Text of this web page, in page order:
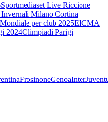
Sportmediaset Live Riccione
Milano Cortina
Mondiale per club 2025EICMA
2024Olimpiadi Parigi
FrosinoneGenoaInter